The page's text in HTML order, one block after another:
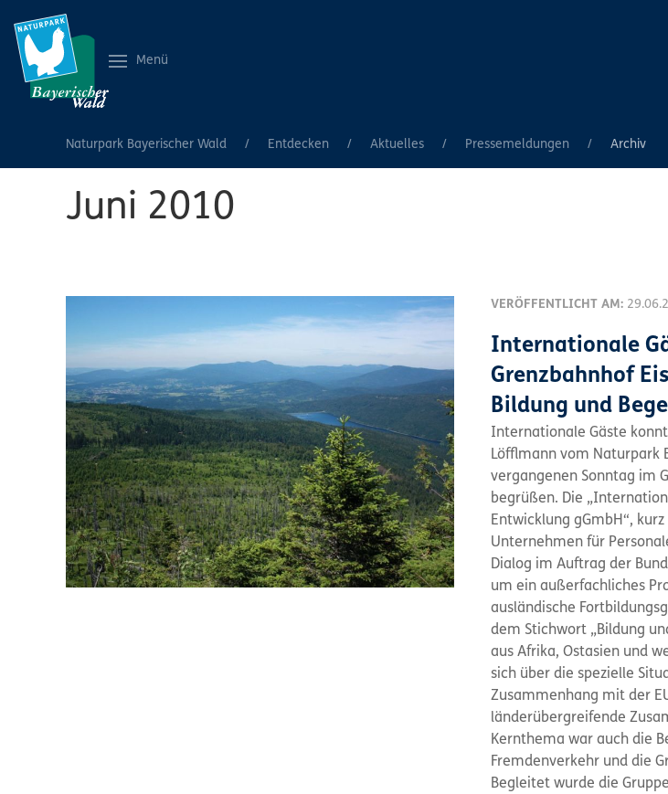
Menü
Naturpark Bayerischer Wald Entdecken Aktuelles Pressemeldungen Archiv
Juni 2010
VERÖFFENTLICHT AM:
Internationale
Grenzbahnhof
Bildung und
Internationale Gäste
Löfflmann vom Naturpark
vergangenen Sonntag im
begrüßen. Die
Entwicklung gGmbH“,
Unternehmen für
Dialog im Auftrag der
um ein außerfachliches
ausländische
dem Stichwort „Bildung
aus Afrika, Ostasien und
sich über die spezielle
Zusammenhang mit der
länderübergreifende
Kernthema war auch die
Fremdenverkehr und die
Begleitet wurde die